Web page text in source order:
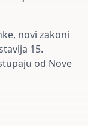
novi zakoni
15.
od Nove